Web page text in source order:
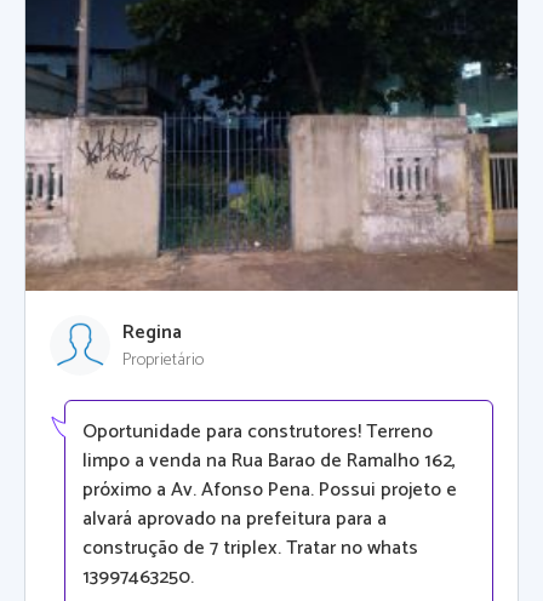
Regina
Proprietário
Oportunidade para construtores! Terreno
limpo a venda na Rua Barao de Ramalho 162,
próximo a Av. Afonso Pena. Possui projeto e
alvará aprovado na prefeitura para a
construção de 7 triplex. Tratar no whats
13997463250.